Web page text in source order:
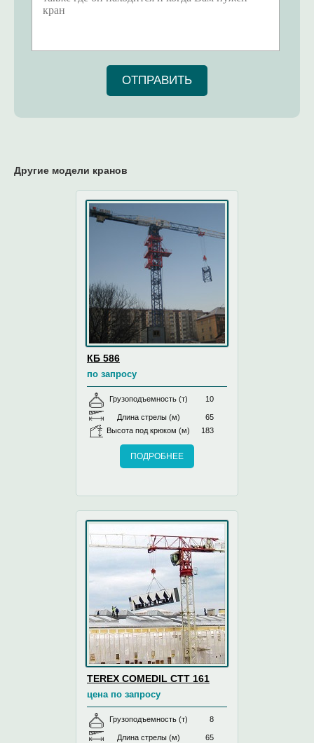
ОТПРАВИТЬ
Другие модели кранов
КБ 586
по запросу
Грузоподъемность (т) 10
Длина стрелы (м)
65
Высота под крюком (м)
183
ПОДРОБНЕЕ
TEREX COMEDIL CTT 161
цена по запросу
Грузоподъемность (т) 8
Длина стрелы (м)
65